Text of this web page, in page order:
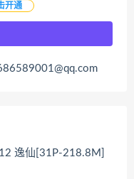
开通
逸仙[31P-218.8M]